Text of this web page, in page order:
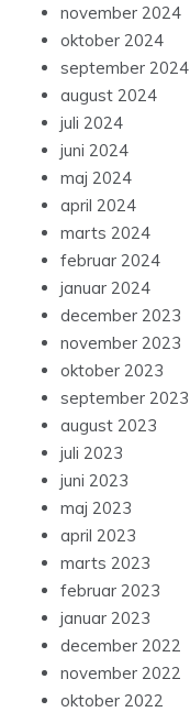
november 2024
oktober 2024
september 2024
august 2024
juli 2024
juni 2024
maj 2024
april 2024
marts 2024
februar 2024
januar 2024
december 2023
november 2023
oktober 2023
september 2023
august 2023
juli 2023
juni 2023
maj 2023
april 2023
marts 2023
februar 2023
januar 2023
december 2022
november 2022
oktober 2022